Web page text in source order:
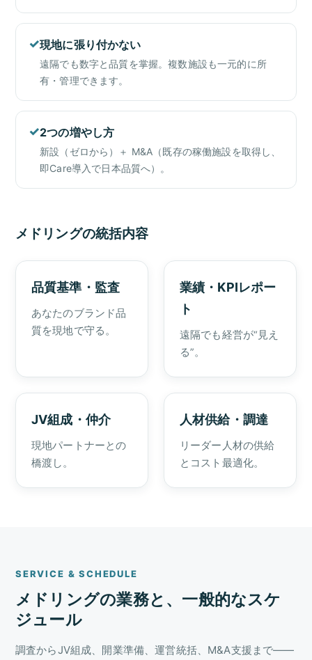
✓現地に張り付かない
遠隔でも数字と品質を掌握。複数施設も一元的に所
有・管理できます。
✓2つの増やし方
新設（ゼロから）＋ M&A（既存の稼働施設を取得し、
即Care導入で日本品質へ）。
メドリングの統括内容
品質基準・監査
あなたのブランド品
質を現地で守る。
業績・KPIレポー
ト
遠隔でも経営が“見え
る”。
JV組成・仲介
現地パートナーとの
橋渡し。
人材供給・調達
リーダー人材の供給
とコスト最適化。
SERVICE & SCHEDULE
メドリングの業務と、一般的なスケ
ジュール
調査からJV組成、開業準備、運営統括、M&A支援まで——